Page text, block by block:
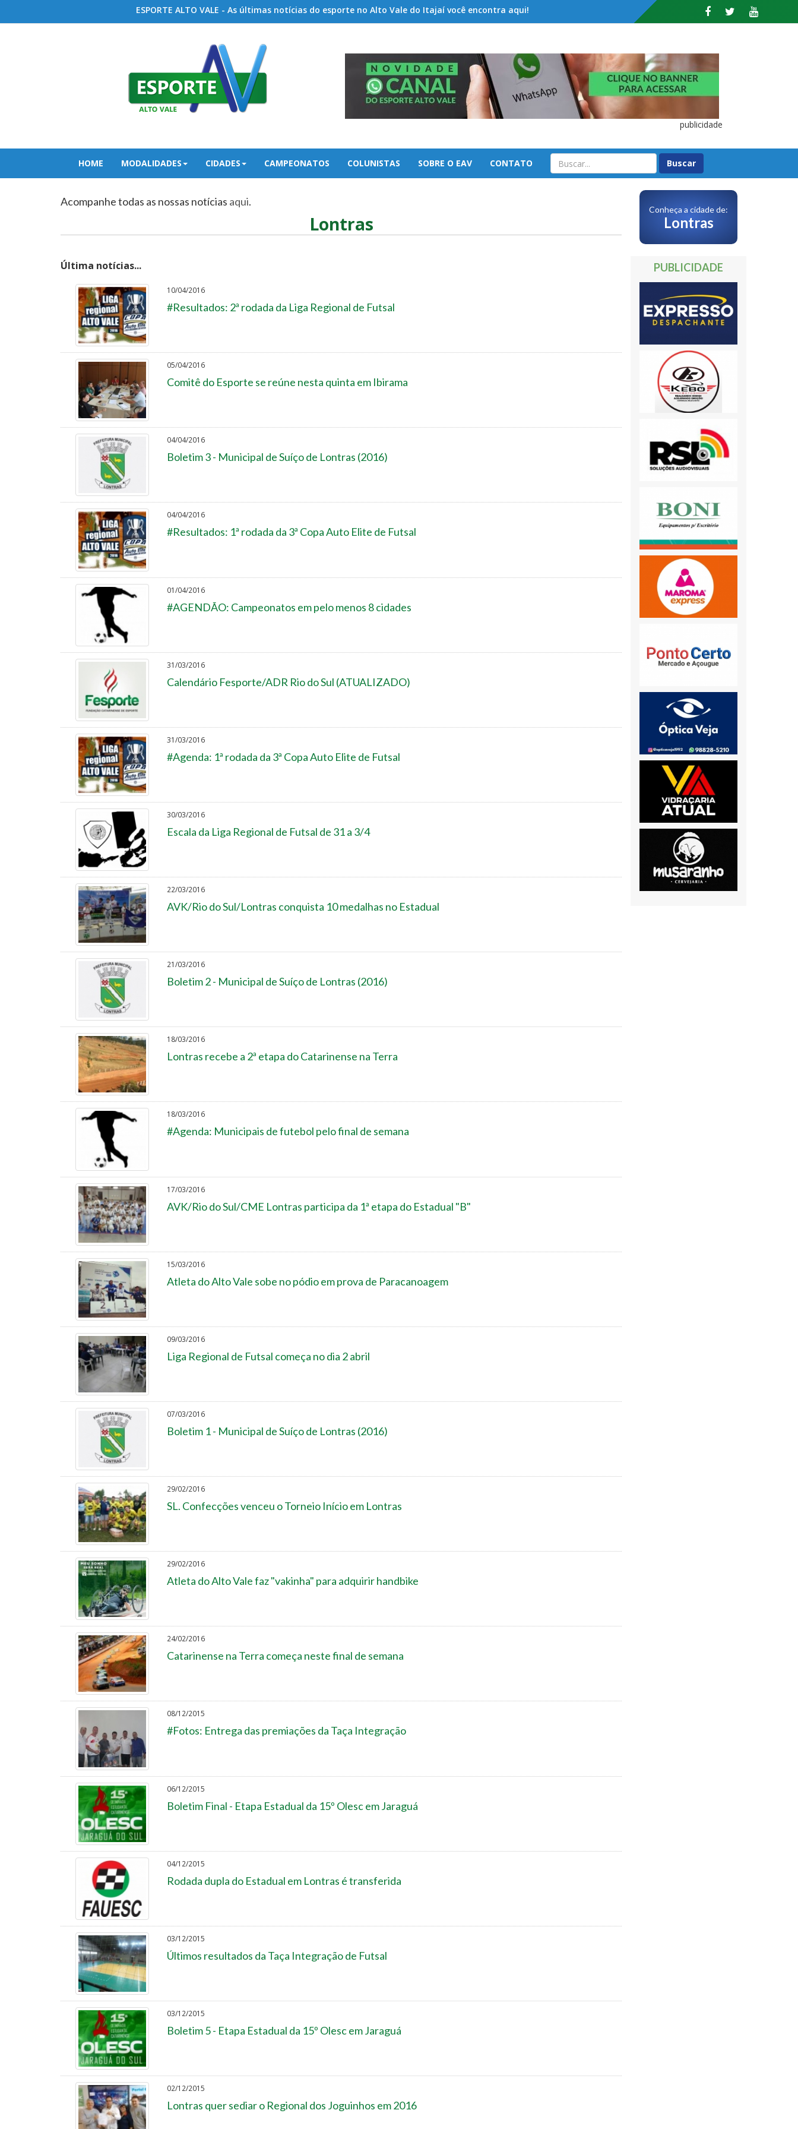
ESPORTE ALTO VALE - As últimas notícias do esporte no Alto Vale do Itajaí você encontra aqui!
publicidade
HOME MODALIDADES CIDADES CAMPEONATOS COLUNISTAS SOBRE O EAV CONTATO
Acompanhe todas as nossas notícias aqui.
Lontras
Última notícias...
10/04/2016
#Resultados: 2ª rodada da Liga Regional de Futsal
05/04/2016
Comitê do Esporte se reúne nesta quinta em Ibirama
04/04/2016
Boletim 3 - Municipal de Suíço de Lontras (2016)
04/04/2016
#Resultados: 1ª rodada da 3ª Copa Auto Elite de Futsal
01/04/2016
#AGENDÃO: Campeonatos em pelo menos 8 cidades
31/03/2016
Calendário Fesporte/ADR Rio do Sul (ATUALIZADO)
31/03/2016
#Agenda: 1ª rodada da 3ª Copa Auto Elite de Futsal
30/03/2016
Escala da Liga Regional de Futsal de 31 a 3/4
22/03/2016
AVK/Rio do Sul/Lontras conquista 10 medalhas no Estadual
21/03/2016
Boletim 2 - Municipal de Suíço de Lontras (2016)
18/03/2016
Lontras recebe a 2ª etapa do Catarinense na Terra
18/03/2016
#Agenda: Municipais de futebol pelo final de semana
17/03/2016
AVK/Rio do Sul/CME Lontras participa da 1ª etapa do Estadual "B"
15/03/2016
Atleta do Alto Vale sobe no pódio em prova de Paracanoagem
09/03/2016
Liga Regional de Futsal começa no dia 2 abril
07/03/2016
Boletim 1 - Municipal de Suíço de Lontras (2016)
29/02/2016
SL. Confecções venceu o Torneio Início em Lontras
29/02/2016
Atleta do Alto Vale faz "vakinha" para adquirir handbike
24/02/2016
Catarinense na Terra começa neste final de semana
08/12/2015
#Fotos: Entrega das premiações da Taça Integração
06/12/2015
Boletim Final - Etapa Estadual da 15º Olesc em Jaraguá
04/12/2015
Rodada dupla do Estadual em Lontras é transferida
03/12/2015
Últimos resultados da Taça Integração de Futsal
03/12/2015
Boletim 5 - Etapa Estadual da 15º Olesc em Jaraguá
02/12/2015
Lontras quer sediar o Regional dos Joguinhos em 2016
Conheça a cidade de:
Lontras
PUBLICIDADE